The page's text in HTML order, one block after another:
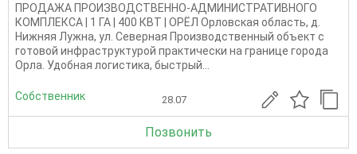
ПРОДАЖА ПРОИЗВОДСТВЕННО-АДМИНИСТРАТИВНОГО
КОМПЛЕКСА | 1 ГА | 400 КВТ | ОРЁЛ Орловская область, д.
Нижняя Лужна, ул. Северная Производственный объект с
готовой инфраструктурой практически на границе города
Орла. Удобная логистика, быстрый...
Собственник 28.07
Позвонить